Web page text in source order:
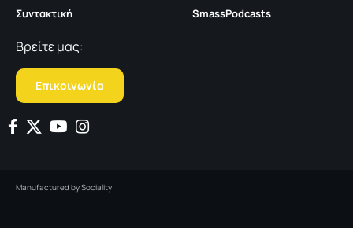
Συντακτική
SmassPodcasts
Βρείτε μας:
Επικοινωνία
Manufactured bySociality